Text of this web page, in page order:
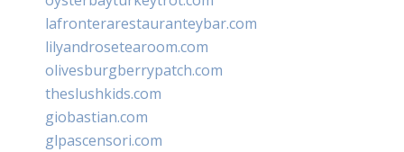
lafronterarestauranteybar.com
lilyandrosetearoom.com
olivesburgberrypatch.com
theslushkids.com
giobastian.com
glpascensori.com